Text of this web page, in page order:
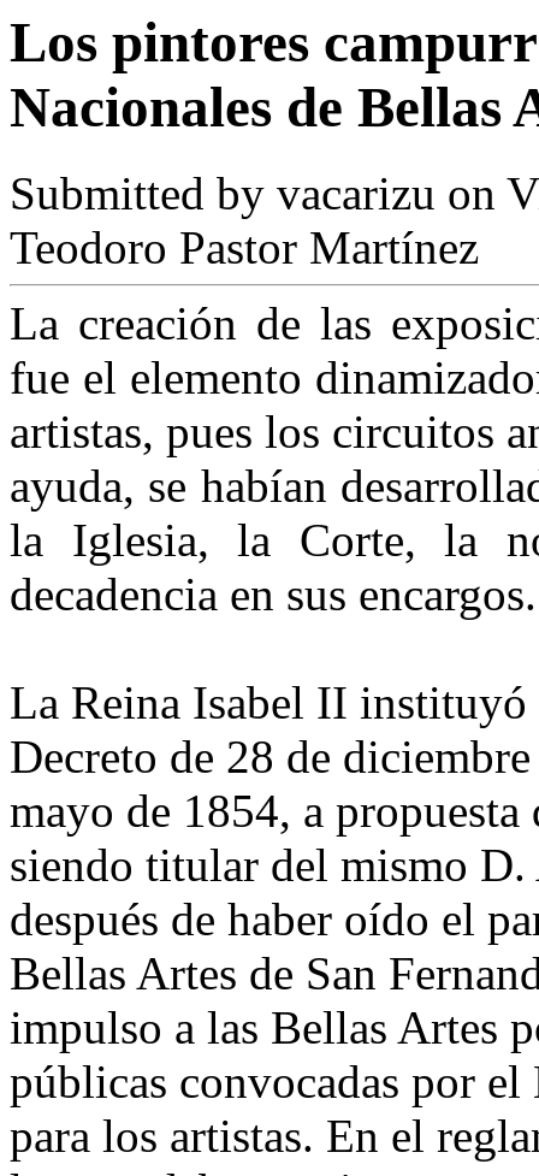
Los pintores
Nacionales de Bellas
Submitted by vacarizu on
Teodoro Pastor Martínez
La creación de las
fue el elemento
artistas, pues los circuitos
ayuda, se habían
la Iglesia, la Corte, la
decadencia en sus encargos.
La Reina Isabel II instituyó
Decreto de 28 de
mayo de 1854, a
siendo titular del mismo
después de haber oído el
Bellas Artes de San
impulso a las Bellas Artes
públicas convocadas por
para los artistas. En el